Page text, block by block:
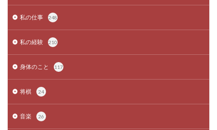
私の仕事 248
私の経験 210
身体のこと 117
将棋 24
音楽 26